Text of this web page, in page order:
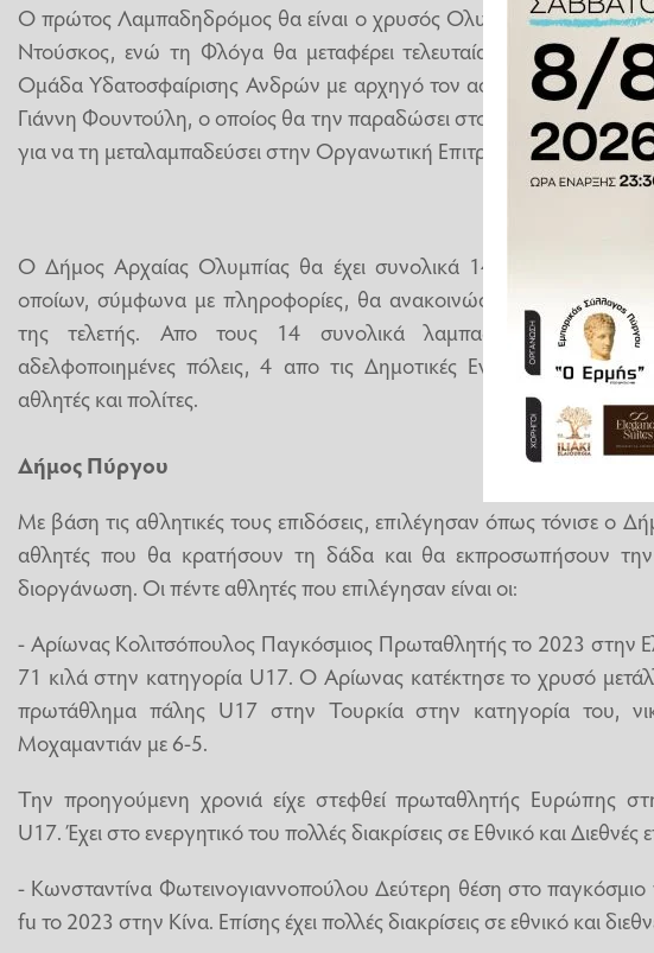
Ο πρώτος Λαμπαδηδρόμος θα είναι ο χρυσός Ολυμπιονίκης της
Ντούσκος, ενώ τη Φλόγα θα μεταφέρει τελευταία στο
Ομάδα Υδατοσφαίρισης Ανδρών με αρχηγό τον ασημένιο
Γιάννη Φουντούλη, ο οποίος θα την παραδώσει στον Πρόεδρο της
για να τη μεταλαμπαδεύσει στην Οργανωτική Επιτροπή «Παρίσι
Ο Δήμος Αρχαίας Ολυμπίας θα έχει συνολικά 14
οποίων, σύμφωνα με πληροφορίες, θα ανακοινώσει επίσημα την
της τελετής. Απο τους 14 συνολικά λαμπαδηδρόμους, 4
αδελφοποιημένες πόλεις, 4 απο τις Δημοτικές Ενότητες και οι
αθλητές και πολίτες.
Δήμος Πύργου
Με βάση τις αθλητικές τους επιδόσεις, επιλέγησαν όπως τόνισε ο
αθλητές που θα κρατήσουν τη δάδα και θα εκπροσωπήσουν
διοργάνωση. Οι πέντε αθλητές που επιλέγησαν είναι οι:
- Αρίωνας Κολιτσόπουλος Παγκόσμιος Πρωταθλητής το 2023 στην
71 κιλά στην κατηγορία U17. Ο Αρίωνας κατέκτησε το χρυσό
πρωτάθλημα πάλης U17 στην Τουρκία στην κατηγορία του,
Μοχαμαντιάν με 6-5.
Την προηγούμενη χρονιά είχε στεφθεί πρωταθλητής Ευρώπης
U17. Έχει στο ενεργητικό του πολλές διακρίσεις σε Εθνικό και Διεθνές
- Κωνσταντίνα Φωτεινογιαννοπούλου Δεύτερη θέση στο
fu το 2023 στην Κίνα. Επίσης έχει πολλές διακρίσεις σε εθνικό και